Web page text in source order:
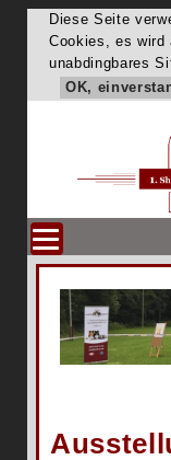
Diese Seite
Cookies, es wird
unabdingbares
OK,